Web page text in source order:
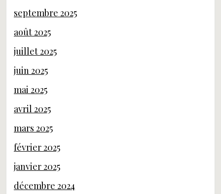
septembre 2025
août 2025
juillet 2025
juin 2025
mai 2025
avril 2025
mars 2025
février 2025
janvier 2025
décembre 2024